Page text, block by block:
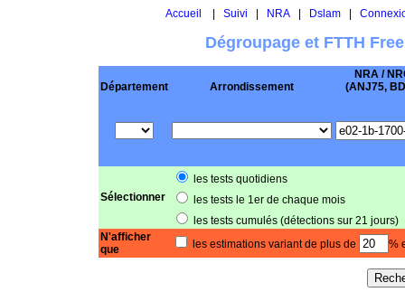
Accueil Suivi NRA| Dslam|
Dégroupage et FTTH
Département Arrondissement
NRA /
(ANJ75,
Sélectionner
les tests quotidiens
les tests le 1er de chaque mois
les tests cumulés (détections sur 21 jours)
N'afficher
que
les estimations variant de plus de %